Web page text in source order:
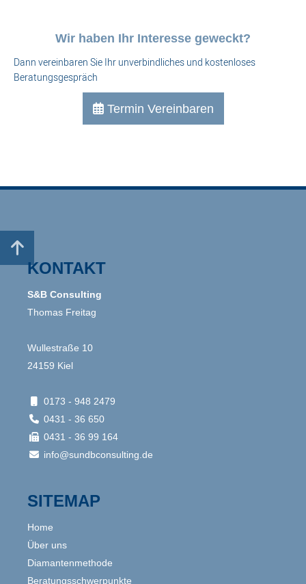
Wir haben Ihr Interesse geweckt?
Dann vereinbaren Sie Ihr unverbindliches und kostenloses
Beratungsgespräch
 Termin Vereinbaren

KONTAKT
S&B Consulting
Thomas Freitag
Wullestraße 10
24159 Kiel
0173 - 948 2479
 0431 - 36 650
 0431 - 36 99 164
 info@sundbconsulting.de
SITEMAP
Home
Über uns
Diamantenmethode
Beratungsschwerpunkte